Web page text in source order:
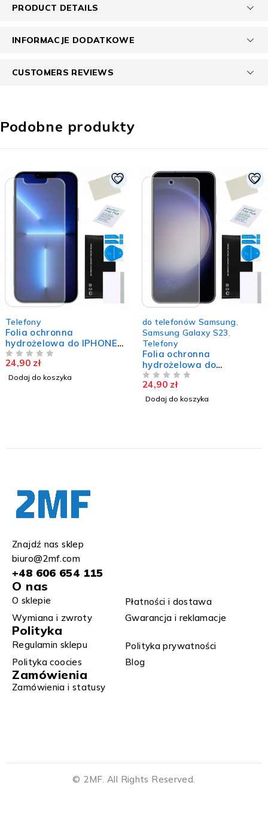
PRODUCT DETAILS
INFORMACJE DODATKOWE
CUSTOMERS REVIEWS
Podobne produkty
Telefony
Folia ochronna
hydrożelowa do IPHONE
13 PRO MAX wytrzymała
mocna szkło TPU
24,90 zł
Dodaj do koszyka
do telefonów Samsung
Samsung Galaxy S23
Telefony
Folia ochronna
hydrożelowa do
SAMSUNG GALAXY S23
trwała szkło nie pęka
TPU
24,90 zł
Dodaj do koszyka
Znajdź nas sklep
biuro@2mf.com
+48 606 654 115
O nas
O sklepie
Płatności i dostawa
Wymiana i zwroty​
Gwarancja i reklamacje​​
Polityka
Regulamin sklepu​
Polityka prywatności
Polityka coocies
Blog
Zamówienia
Zamówienia i statusy
© 2MF. All Rights Reserved.